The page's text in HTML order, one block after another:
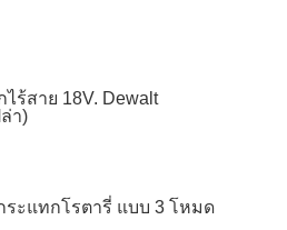
ร้สาย 18V. Dewalt
า)
ระแทกโรตารี่ แบบ 3 โหมด